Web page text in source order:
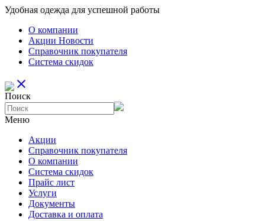
Удобная одежда для успешной работы
О компании
Aкции Новости
Справочник покупателя
Система скидок
close
Поиск
Меню
Aкции
Справочник покупателя
О компании
Система скидок
Прайс лист
Услуги
Документы
Доставка и оплата